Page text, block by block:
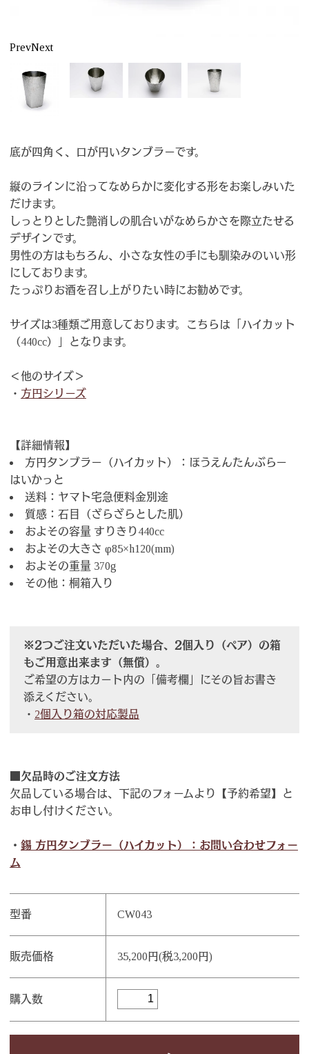
PrevNext
底が四角く、口が円いタンブラーです。
縦のラインに沿ってなめらかに変化する形をお楽しみいた
だけます。
しっとりとした艶消しの肌合いがなめらかさを際立たせる
デザインです。
男性の方はもちろん、小さな女性の手にも馴染みのいい形
にしております。
たっぷりお酒を召し上がりたい時にお勧めです。
サイズは3種類ご用意しております。こちらは「ハイカット
（440cc）」となります。
＜他のサイズ＞
・ 方円シリーズ
【詳細情報】
方円タンブラー（ハイカット）：ほうえんたんぶらー
はいかっと
送料：ヤマト宅急便料金別途
質感：石目（ざらざらとした肌）
およその容量 すりきり440cc
およその大きさ φ85×h120(mm)
およその重量 370g
その他：桐箱入り
※2つご注文いただいた場合、2個入り（ペア）の箱
もご用意出来ます（無償）。
ご希望の方はカート内の「備考欄」にその旨お書き
添えください。
・ 2個入り箱の対応製品
■欠品時のご注文方法
欠品している場合は、下記のフォームより【予約希望】と
お申し付けください。
・ 錫 方円タンブラー（ハイカット）：お問い合わせフォー
ム
型番 CW043
販売価格 35,200円(税3,200円)
購入数